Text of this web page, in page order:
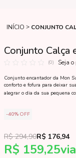
INÍCIO CONJUNTO
Conjunto Calça
(0) Seja
Conjunto encantador da Mon
conforto e fofura para deixar
alegrar o dia da sua pequena
40% OFF
R$ 159,25
R$ 294,90R$ 176,94